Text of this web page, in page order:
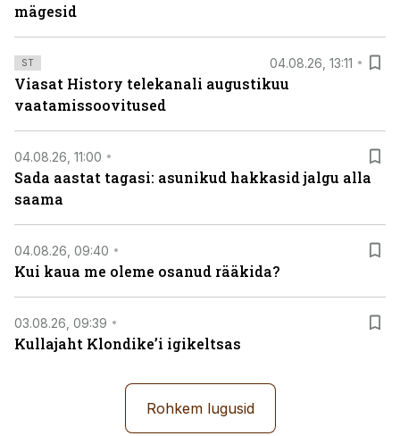
mägesid
ST 04.08.26, 13:11
Viasat History telekanali augustikuu
vaatamissoovitused
04.08.26, 11:00
Sada aastat tagasi: asunikud hakkasid jalgu alla
saama
04.08.26, 09:40
Kui kaua me oleme osanud rääkida?
03.08.26, 09:39
Kullajaht Klondike’i igikeltsas
Rohkem lugusid